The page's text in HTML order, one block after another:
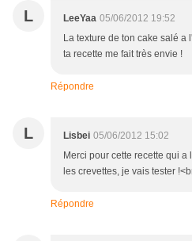
L LeeYaa 05/06/2012 19:52
La texture de ton cake salé a
ta recette me fait très envie !
Répondre
L Lisbei 05/06/2012 15:02
Merci pour cette recette qui
les crevettes, je vais tester
Répondre